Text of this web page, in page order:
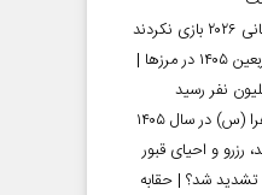
آغاز رسمی برنامه‌های اربعین ۱۴۰۵ در مرز‌ها |
قیمت قبر در بهشت زهرا (س) در سال ۱۴۰۵
و احیای قبور
تشدید شد؟ | حقابه